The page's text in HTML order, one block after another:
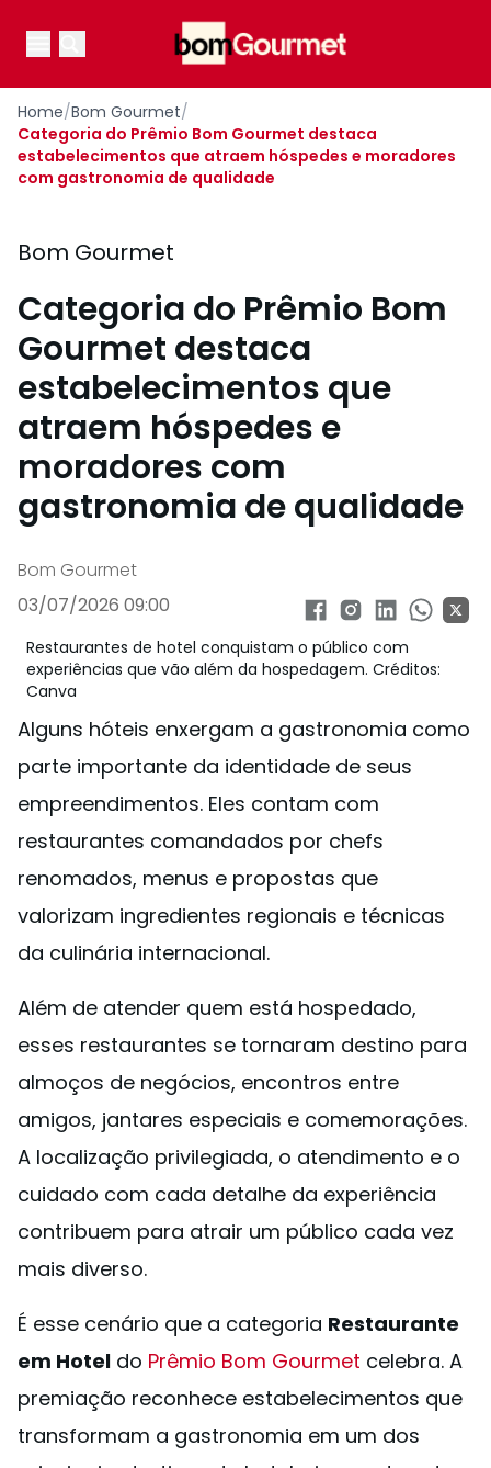
Open main menu
Open main menu
Home/Bom Gourmet/
Categoria do Prêmio Bom Gourmet destaca
estabelecimentos que atraem hóspedes e moradores
com gastronomia de qualidade
Bom Gourmet
Categoria do Prêmio Bom
Gourmet destaca
estabelecimentos que
atraem hóspedes e
moradores com
gastronomia de qualidade
Bom Gourmet
03/07/2026 09:00
Restaurantes de hotel conquistam o público com
experiências que vão além da hospedagem. Créditos:
Canva
Alguns hóteis enxergam a gastronomia como
parte importante da identidade de seus
empreendimentos. Eles contam com
restaurantes comandados por chefs
renomados, menus e propostas que
valorizam ingredientes regionais e técnicas
da culinária internacional.
Além de atender quem está hospedado,
esses restaurantes se tornaram destino para
almoços de negócios, encontros entre
amigos, jantares especiais e comemorações.
A localização privilegiada, o atendimento e o
cuidado com cada detalhe da experiência
contribuem para atrair um público cada vez
mais diverso.
É esse cenário que a categoria Restaurante
em Hotel do Prêmio Bom Gourmet celebra. A
premiação reconhece estabelecimentos que
transformam a gastronomia em um dos